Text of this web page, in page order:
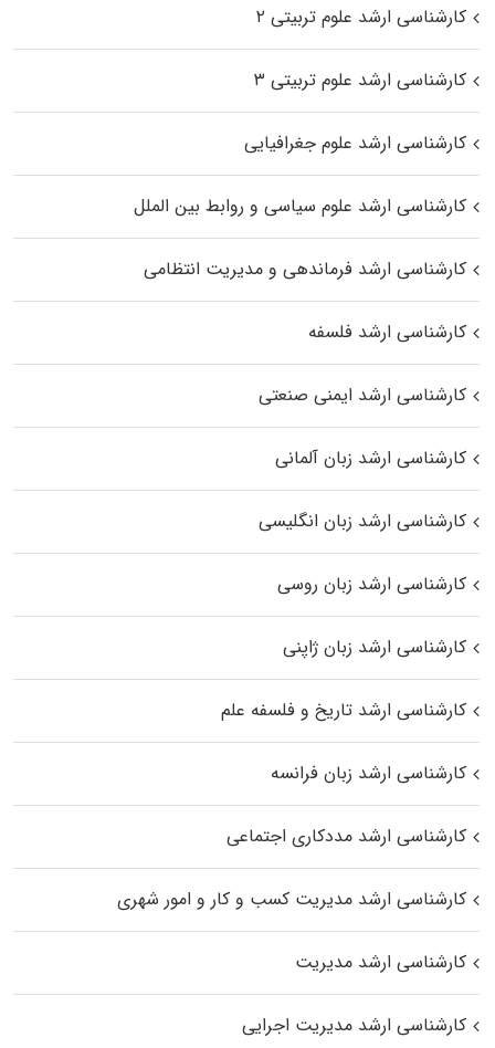
کارشناسی ارشد علوم تربیتی ۲
کارشناسی ارشد علوم تربیتی ۳
کارشناسی ارشد علوم جغرافیایی
کارشناسی ارشد علوم سیاسی و روابط بین الملل
کارشناسی ارشد فرماندهی و مدیریت انتظامی
کارشناسی ارشد فلسفه
کارشناسی ارشد ایمنی صنعتی
کارشناسی ارشد زبان آلمانی
کارشناسی ارشد زبان انگلیسی
کارشناسی ارشد زبان روسی
کارشناسی ارشد زبان ژاپنی
کارشناسی ارشد تاریخ و فلسفه علم
کارشناسی ارشد زبان فرانسه
کارشناسی ارشد مددکاری اجتماعی
کارشناسی ارشد مدیریت کسب و کار و امور شهری
کارشناسی ارشد مدیریت
کارشناسی ارشد مدیریت اجرایی